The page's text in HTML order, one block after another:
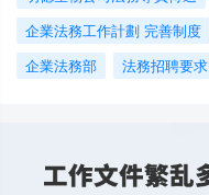
企業法務工作計劃 完善制度
企業法務部
法務招聘要求